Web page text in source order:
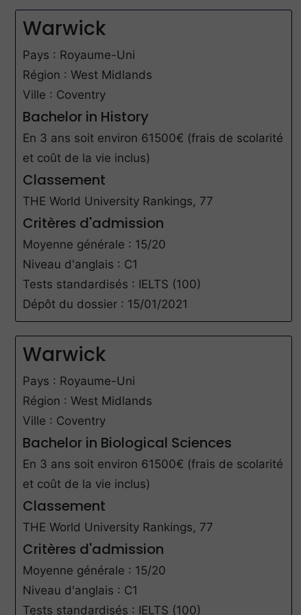
Warwick
Pays : Royaume-Uni
Région : West Midlands
Ville : Coventry
Bachelor in History
En 3 ans soit environ 61500€ (frais de scolarité
et coût de la vie inclus)
Classement
THE World University Rankings, 77
Critères d'admission
Moyenne générale : 15/20
Niveau d'anglais : C1
Tests standardisés : IELTS (100)
Dépôt du dossier : 15/01/2021
Warwick
Pays : Royaume-Uni
Région : West Midlands
Ville : Coventry
Bachelor in Biological Sciences
En 3 ans soit environ 61500€ (frais de scolarité
et coût de la vie inclus)
Classement
THE World University Rankings, 77
Critères d'admission
Moyenne générale : 15/20
Niveau d'anglais : C1
Tests standardisés : IELTS (100)